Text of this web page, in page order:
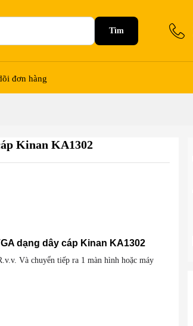
Tìm
đơn hàng
Kinan KA1302
dạng dây cáp Kinan KA1302
Và chuyển tiếp ra 1 màn hình hoặc máy